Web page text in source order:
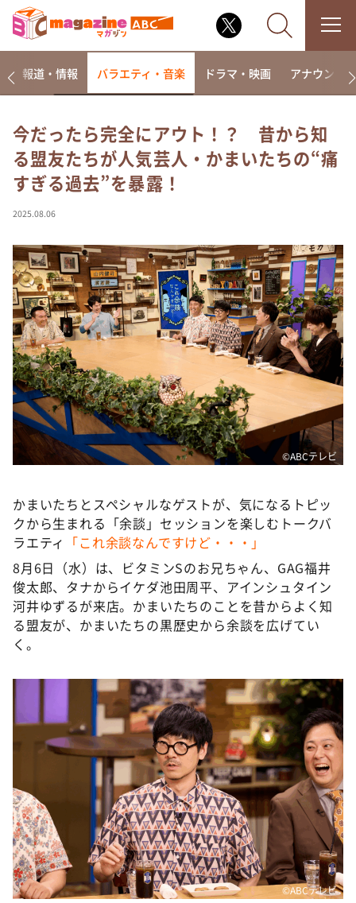
なるみ・岡村の過ぎるTV
相席食堂
これ余談なんですけど・・・
て真剣です
探偵！ナイトスクープ
news おかえり
河合＆A.B.C-Z塚田×福井アナ「なんでやねん！？」
（news おかえり）
DAIGOも台所 ～きょうの献立 何にする？～
本日はダイアンなり！シーズン２
朝だ！生です旅サラダ
教えて！ニュースライブ 正義のミカタ
新婚さんいらっしゃい！
ポツンと一軒家
ザキ山小屋本館
ぺこぱのまるスポ
アナ回覧板
報道・情報 バラエティ・音楽 ドラマ・映画 アナウンサー
今だったら完全にアウト！？ 昔から知
る盟友たちが人気芸人・かまいたちの“痛
すぎる過去”を暴露！
2025.08.06
©ABCテレビ
かまいたちとスペシャルなゲストが、気になるトピッ
クから生まれる「余談」セッションを楽しむトークバ
ラエティ 「これ余談なんですけど・・・」
8月6日（水）は、ビタミンSのお兄ちゃん、GAG福井
俊太郎、タナからイケダ池田周平、アインシュタイン
河井ゆずるが来店。かまいたちのことを昔からよく知
る盟友が、かまいたちの黒歴史から余談を広げてい
く。
©ABCテレビ